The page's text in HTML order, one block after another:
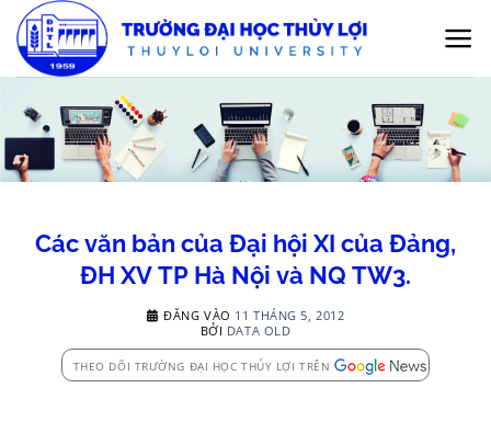
qua
nội
Các văn bản của Đại hội XI của Đảng,
ĐH XV TP Hà Nội và NQ TW3.
ĐĂNG VÀO 11 THÁNG 5, 2012
BỞI DATA OLD
THEO DÕI TRƯỜNG ĐẠI HỌC THỦY LỢI TRÊN